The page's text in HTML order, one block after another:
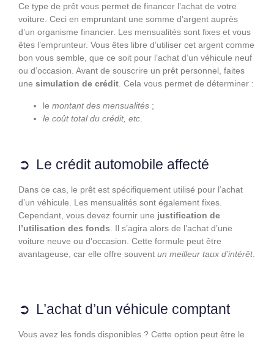
Ce type de prêt vous permet de financer l’achat de votre
voiture. Ceci en empruntant une somme d’argent auprès
d’un organisme financier. Les mensualités sont fixes et vous
êtes l’emprunteur. Vous êtes libre d’utiliser cet argent comme
bon vous semble, que ce soit pour l’achat d’un véhicule neuf
ou d’occasion. Avant de souscrire un prêt personnel, faites
une simulation de crédit . Cela vous permet de déterminer :
le montant des mensualités ;
le coût total du crédit, etc
Le crédit automobile affecté
Dans ce cas, le prêt est spécifiquement utilisé pour l’achat
d’un véhicule. Les mensualités sont également fixes.
Cependant, vous devez fournir une justification de
l’utilisation des fonds . Il s’agira alors de l’achat d’une
voiture neuve ou d’occasion. Cette formule peut être
avantageuse, car elle offre souvent un meilleur taux d’intérêt.
L’achat d’un véhicule comptant
Vous avez les fonds disponibles ? Cette option peut être le